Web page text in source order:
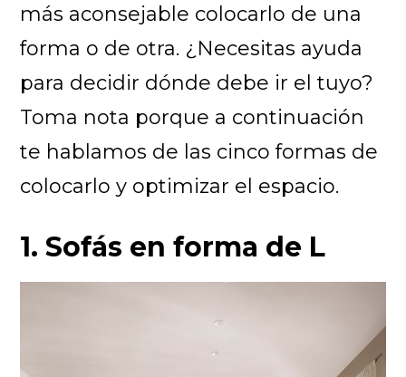
más aconsejable colocarlo de una
forma o de otra. ¿Necesitas ayuda
para decidir dónde debe ir el tuyo?
Toma nota porque a continuación
te hablamos de las cinco formas de
colocarlo y optimizar el espacio.
1. Sofás en forma de L